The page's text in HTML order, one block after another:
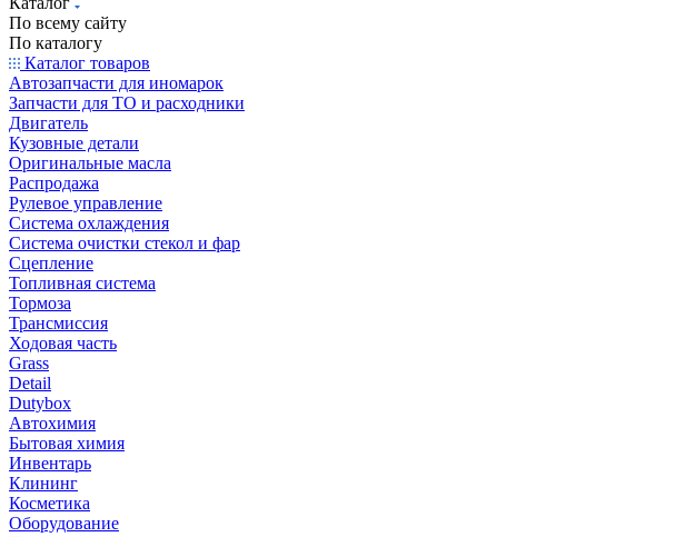
По всему сайту
По каталогу
Каталог товаров
Автозапчасти для иномарок
Запчасти для ТО и расходники
Двигатель
Кузовные детали
Оригинальные масла
Распродажа
Рулевое управление
Система охлаждения
Система очистки стекол и фар
Сцепление
Топливная система
Тормоза
Трансмиссия
Ходовая часть
Grass
Detail
Dutybox
Автохимия
Бытовая химия
Инвентарь
Клининг
Косметика
Оборудование